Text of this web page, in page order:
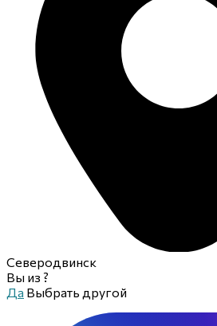
Северодвинск
Вы из ?
Да Выбрать другой